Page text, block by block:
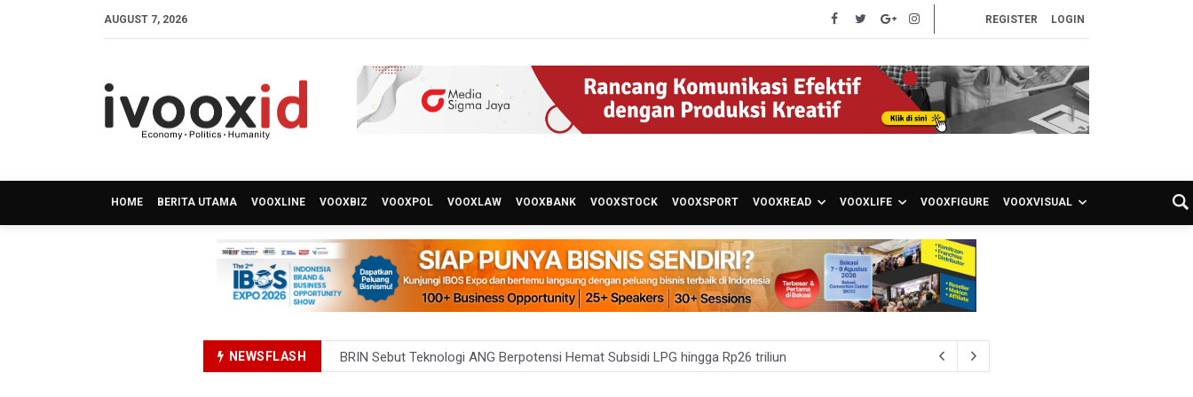
AUGUST 7, 2026 REGISTER LOGIN
HOME BERITA UTAMA VOOXLINE VOOXBIZ VOOXPOL VOOXLAW VOOXBANK VOOXSTOCK VOOXSPORT VOOXREAD VOOXLIFE VOOXFIGURE VOOXVISUAL
NEWSFLASH
BRIN Sebut Teknologi ANG Berpotensi Hemat Subsidi LPG hingga Rp26 triliun